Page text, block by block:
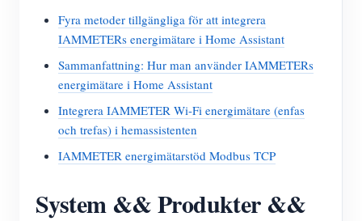
Fyra metoder tillgängliga för att integrera
IAMMETERs energimätare i Home Assistant
Sammanfattning: Hur man använder IAMMETERs
energimätare i Home Assistant
Integrera IAMMETER Wi-Fi energimätare (enfas
och trefas) i hemassistenten
IAMMETER energimätarstöd Modbus TCP
System && Produkter &&